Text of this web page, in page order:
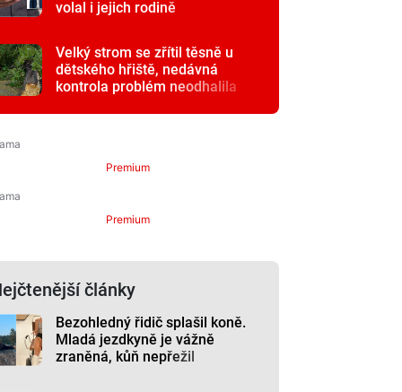
volal i jejich rodině
Velký strom se zřítil těsně u
dětského hřiště, nedávná
kontrola problém neodhalila
Premium
Premium
články
Bezohledný řidič splašil koně.
Mladá jezdkyně je vážně
zraněná, kůň nepřežil